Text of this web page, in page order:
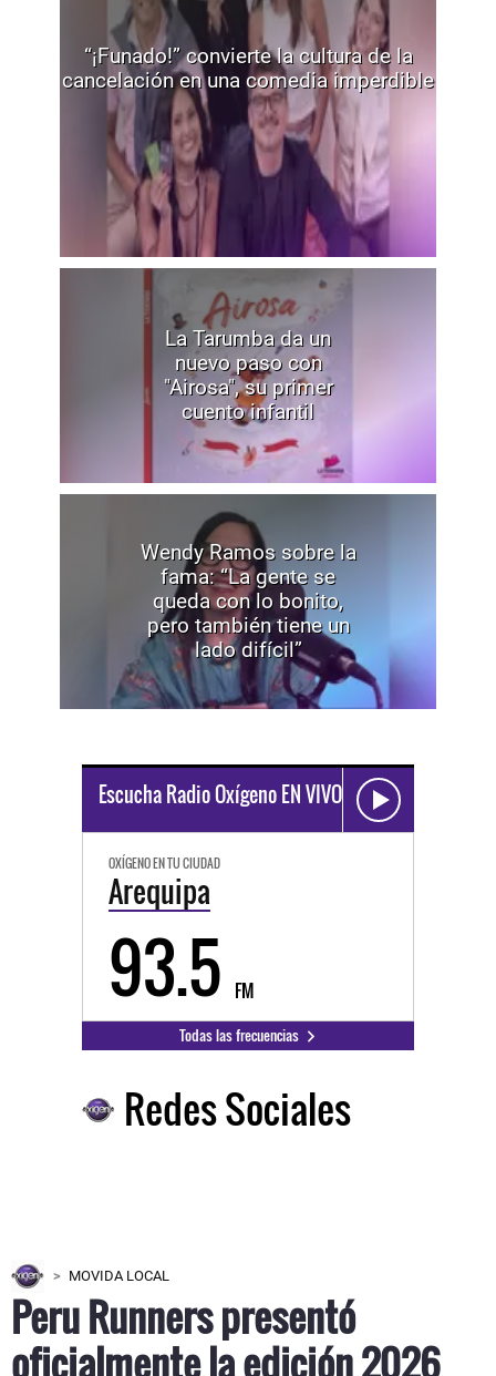
“¡Funado!” convierte la cultura de la
cancelación en una comedia imperdible
La Tarumba da un
nuevo paso con
"Airosa", su primer
cuento infantil
Wendy Ramos sobre la
fama: “La gente se
queda con lo bonito,
pero también tiene un
lado difícil”
Escucha Radio Oxígeno EN VIVO
OXÍGENO EN TU CIUDAD
Arequipa
93.5 FM
Todas las frecuencias
Redes Sociales
MOVIDA LOCAL
Peru Runners presentó
oficialmente la edición 2026